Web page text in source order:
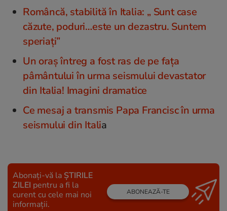
Româncă, stabilită în Italia: „ Sunt case
căzute, poduri…este un dezastru. Suntem
speriaţi”
Un oraș întreg a fost ras de pe fața
pâmântului în urma seismului devastator
din Italia! Imagini dramatice
Ce mesaj a transmis Papa Francisc în urma
seismului din Italia
Abonați-vă la ȘTIRILE
ZILEI pentru a fi la
curent cu cele mai noi
informații.
ABONEAZĂ-TE